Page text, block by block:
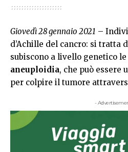
Giovedì 28 gennaio 2021 –
d’Achille del cancro: si tratta
subiscono a livello genetico
aneuploidia, che può essere
per colpire il tumore
-